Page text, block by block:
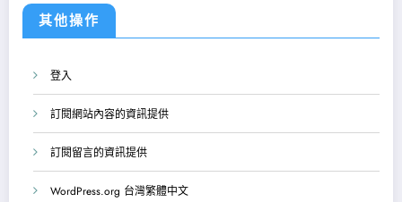
其他操作
登入
訂閱網站內容的資訊提供
訂閱留言的資訊提供
WordPress.org 台灣繁體中文